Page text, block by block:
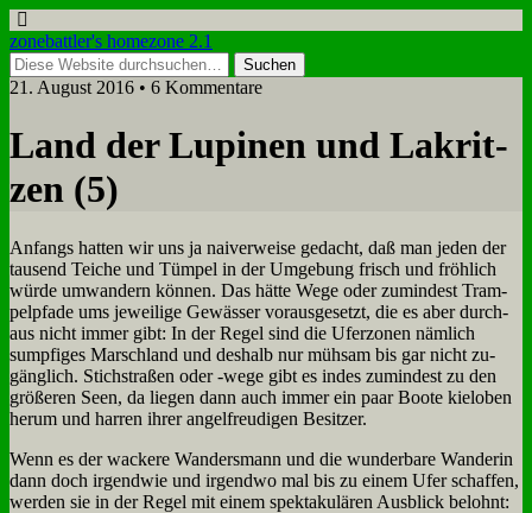
zonebattler's homezone 2.1
21. August 2016 • 6 Kommentare
Land der Lu­pi­nen und La­krit­
zen (5)
An­fangs hat­ten wir uns ja nai­ver­wei­se ge­dacht, daß man je­den der
tau­send Tei­che und Tüm­pel in der Um­ge­bung frisch und fröh­lich
wür­de um­wan­dern kön­nen. Das hät­te We­ge oder zu­min­dest Tram­
pel­pfa­de ums je­wei­li­ge Ge­wäs­ser vor­aus­ge­setzt, die es aber durch­
aus nicht im­mer gibt: In der Re­gel sind die Ufer­zo­nen näm­lich
sump­fi­ges Marsch­land und des­halb nur müh­sam bis gar nicht zu­
gäng­lich. Stich­stra­ßen oder ‑we­ge gibt es in­des zu­min­dest zu den
grö­ße­ren Seen, da lie­gen dann auch im­mer ein paar Boo­te kiel­oben
her­um und har­ren ih­rer an­gel­freu­di­gen Be­sit­zer.
Wenn es der wacke­re Wan­ders­mann und die wun­der­ba­re Wan­de­rin
dann doch ir­gend­wie und ir­gend­wo mal bis zu ei­nem Ufer schaf­fen,
wer­den sie in der Re­gel mit ei­nem spek­ta­ku­lä­ren Aus­blick be­lohnt: